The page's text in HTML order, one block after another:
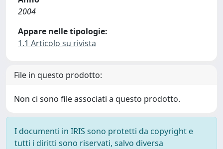
2004
Appare nelle tipologie:
1.1 Articolo su rivista
File in questo prodotto:
Non ci sono file associati a questo prodotto.
I documenti in IRIS sono protetti da copyright e
tutti i diritti sono riservati, salvo diversa